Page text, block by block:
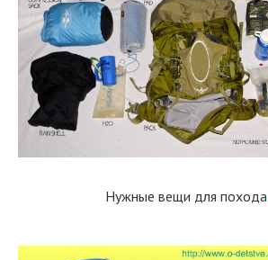
Нужные вещи для похода